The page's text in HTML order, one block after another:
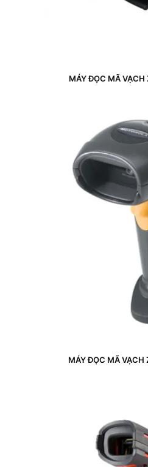
MÁY ĐỌC MÃ VẠCH
MÁY ĐỌC MÃ VẠCH